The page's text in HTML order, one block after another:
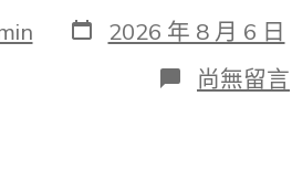
發
表
2026 年 8 月 6 日
在
〈特
尚無留言